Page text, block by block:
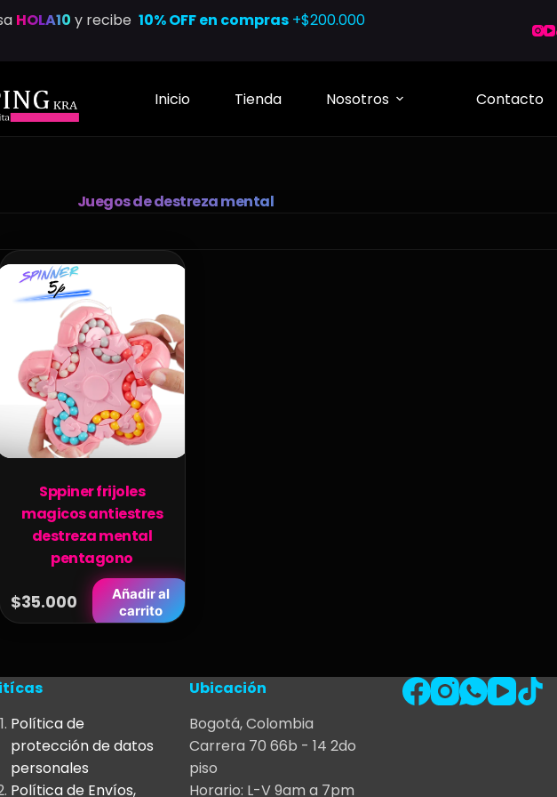
HOLA10 y recibe 10% OFF en compras+$200.000
Inicio Tienda Nosotros Contacto
Juegos de destreza mental
Sppiner frijoles
magicos antiestres
destreza mental
pentagono
$35.000
Añadir al
carrito
Política de
protección de datos
personales
Política de Envíos,
Ubicación
Bogotá, Colombia
Carrera 70 66b - 14 2do
piso
Horario: L-V 9am a 7pm